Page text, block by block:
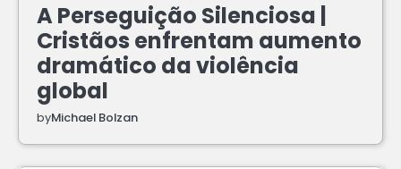
A Perseguição Silenciosa |
Cristãos enfrentam aumento
dramático da violência
global
byMichael Bolzan